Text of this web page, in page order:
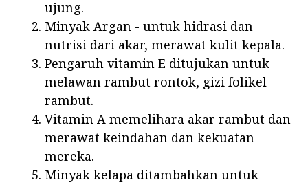
ujung.
Minyak Argan - untuk hidrasi dan
nutrisi dari akar, merawat kulit kepala.
Pengaruh vitamin E ditujukan untuk
melawan rambut rontok, gizi folikel
rambut.
Vitamin A memelihara akar rambut dan
merawat keindahan dan kekuatan
mereka.
Minyak kelapa ditambahkan untuk